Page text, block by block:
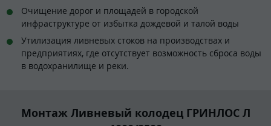
Очищение дорог и площадей в городской
инфраструктуре от избытка дождевой и талой воды
Утилизация ливневых стоков на производствах и
предприятиях, где отсутствует возможность сброса воды
в водохранилище и реки.
Монтаж Ливневый колодец ГРИНЛОС Л